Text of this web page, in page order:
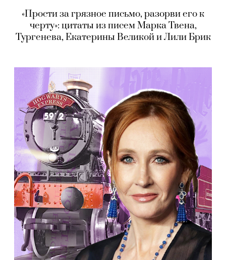
«Прости за грязное письмо, разорви его к
черту»: цитаты из писем Марка Твена,
Тургенева, Екатерины Великой и Лили Брик